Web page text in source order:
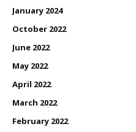
January 2024
October 2022
June 2022
May 2022
April 2022
March 2022
February 2022